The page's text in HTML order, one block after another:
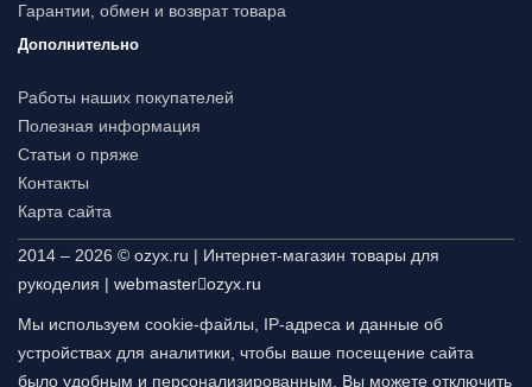
Гарантии, обмен и возврат товара
Дополнительно
Работы наших покупателей
Полезная информация
Статьи о пряже
Контакты
Карта сайта
2014 – 2026 © ozyx.ru | Интернет-магазин товары для
рукоделия | webmaster ozyx.ru
Мы используем cookie-файлы, IP-адреса и данные об
устройствах для аналитики, чтобы ваше посещение сайта
было удобным и персонализированным. Вы можете отключить